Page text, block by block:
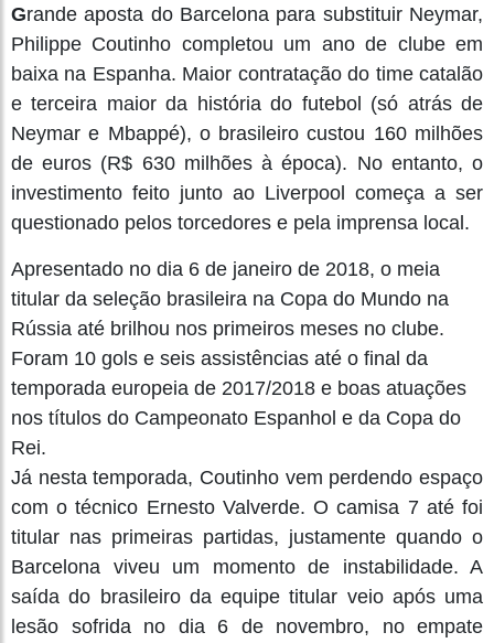
Grande aposta do Barcelona para substituir Neymar,
Philippe Coutinho completou um ano de clube em
baixa na Espanha. Maior contratação do time catalão
e terceira maior da história do futebol (só atrás de
Neymar e Mbappé), o brasileiro custou 160 milhões
de euros (R$ 630 milhões à época). No entanto, o
investimento feito junto ao Liverpool começa a ser
questionado pelos torcedores e pela imprensa local.
Apresentado no dia 6 de janeiro de 2018, o meia
titular da seleção brasileira na Copa do Mundo na
Rússia até brilhou nos primeiros meses no clube.
Foram 10 gols e seis assistências até o final da
temporada europeia de 2017/2018 e boas atuações
nos títulos do Campeonato Espanhol e da Copa do
Rei.
Já nesta temporada, Coutinho vem perdendo espaço
com o técnico Ernesto Valverde. O camisa 7 até foi
titular nas primeiras partidas, justamente quando o
Barcelona viveu um momento de instabilidade. A
saída do brasileiro da equipe titular veio após uma
lesão sofrida no dia 6 de novembro, no empate